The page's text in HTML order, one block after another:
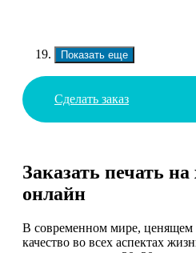
Показать еще
Сделать заказ
Заказать печать на
онлайн
В современном мире, ценящем
качество во всех аспектах